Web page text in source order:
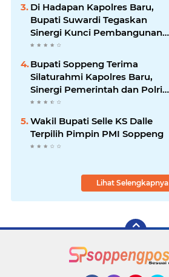
Di Hadapan Kapolres Baru,
Bupati Suwardi Tegaskan
Sinergi Kunci Pembangunan
Soppeng
Bupati Soppeng Terima
Silaturahmi Kapolres Baru,
Sinergi Pemerintah dan Polri
Diperkuat
Wakil Bupati Selle KS Dalle
Terpilih Pimpin PMI Soppeng
Lihat Selengkapnya